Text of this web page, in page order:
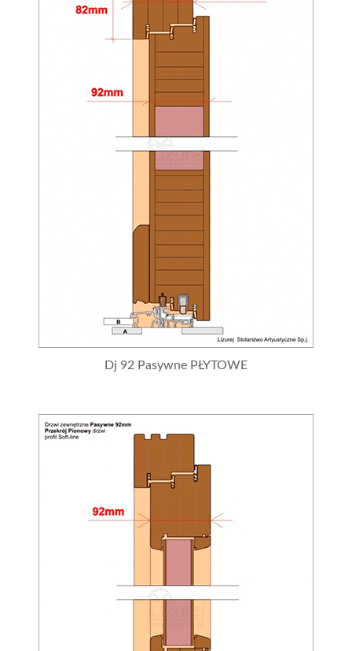
Dj 92 Pasywne PŁYTOWE